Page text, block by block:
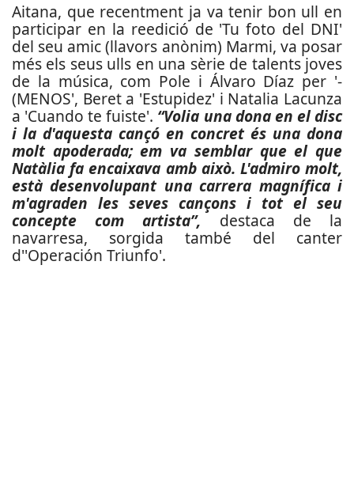
Aitana, que recentment ja va tenir bon ull en
participar en la reedició de 'Tu foto del DNI'
del seu amic (llavors anònim) Marmi, va posar
més els seus ulls en una sèrie de talents joves
de la música, com Pole i Álvaro Díaz per '-
(MENOS', Beret a 'Estupidez' i Natalia Lacunza
a 'Cuando te fuiste'. “Volia una dona en el disc
i la d'aquesta cançó en concret és una dona
molt apoderada; em va semblar que el que
Natàlia fa encaixava amb això. L'admiro molt,
està desenvolupant una carrera magnífica i
m'agraden les seves cançons i tot el seu
concepte com artista”, destaca de la
navarresa, sorgida també del canter
d''Operación Triunfo'.